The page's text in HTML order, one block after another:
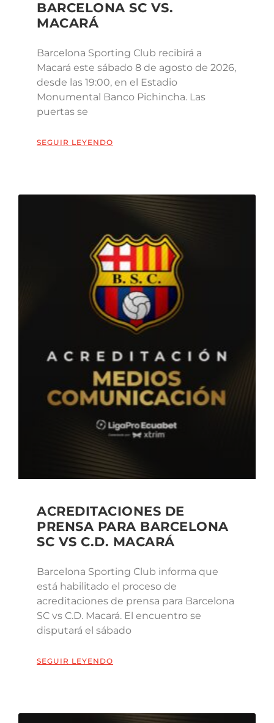
BARCELONA SC VS.
MACARÁ
Barcelona Sporting Club recibirá a
Macará este sábado 8 de agosto de 2026,
desde las 19:00, en el Estadio
Monumental Banco Pichincha. Las
puertas se
SEGUIR LEYENDO
ACREDITACIONES DE
PRENSA PARA BARCELONA
SC VS C.D. MACARÁ
Barcelona Sporting Club informa que
está habilitado el proceso de
acreditaciones de prensa para Barcelona
SC vs C.D. Macará. El encuentro se
disputará el sábado
SEGUIR LEYENDO